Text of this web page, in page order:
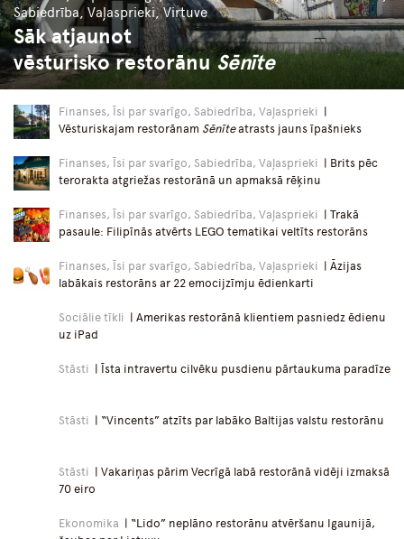
Sabiedrība, Vaļasprieki, Virtuve
Sāk atjaunot
vēsturisko restorānuSēnīte
Finanses, Īsi par svarīgo, Sabiedrība, Vaļasprieki |
Vēsturiskajam restorānam Sēnīteatrasts jauns īpašnieks
Finanses, Īsi par svarīgo, Sabiedrība, Vaļasprieki | Brits pēc
terorakta atgriežas restorānā un apmaksā rēķinu
Finanses, Īsi par svarīgo, Sabiedrība, Vaļasprieki | Trakā
pasaule: Filipīnās atvērts LEGO tematikai veltīts restorāns
Finanses, Īsi par svarīgo, Sabiedrība, Vaļasprieki | Āzijas
labākais restorāns ar 22 emocijzīmju ēdienkarti
Sociālie tīkli | Amerikas restorānā klientiem pasniedz ēdienu
uz iPad
Stāsti | Īsta intravertu cilvēku pusdienu pārtaukuma paradīze
Stāsti | “Vincents” atzīts par labāko Baltijas valstu restorānu
Stāsti | Vakariņas pārim Vecrīgā labā restorānā vidēji izmaksā
70 eiro
Ekonomika | “Lido” neplāno restorānu atvēršanu Igaunijā,